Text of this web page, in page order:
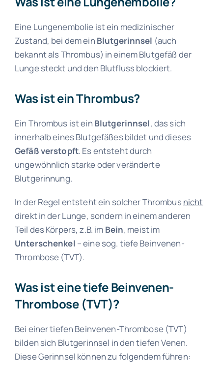
Eine Lungenembolie ist ein medizinischer
Zustand, bei dem ein Blutgerinnsel (auch
bekannt als Thrombus) in einem Blutgefäß der
Lunge steckt und den Blutfluss blockiert.
Was ist ein Thrombus?
Ein Thrombus ist ein Blutgerinnsel, das sich
innerhalb eines Blutgefäßes bildet und dieses
Gefäß verstopft. Es entsteht durch
ungewöhnlich starke oder veränderte
Blutgerinnung.
In der Regel entsteht ein solcher Thrombusnicht
direkt in der Lunge, sondern in einem anderen
Teil des Körpers, z.B. im Bein, meist im
Unterschenkel – einesog. tiefe Beinvenen-
Thrombose (TVT).
Was ist eine tiefe Beinvenen-
Thrombose (TVT)?
Bei einer tiefen Beinvenen-Thrombose (TVT)
bilden sich Blutgerinnsel in den tiefen Venen.
Diese Gerinnsel können zu folgendem führen: